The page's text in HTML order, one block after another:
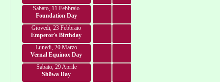
Sabato, 11 Febbraio
Foundation Day
Giovedi, 23 Febbraio
Emperor's Birthday
Lunedi, 20 Marzo
Vernal Equinox Day
Sabato, 29 Aprile
Shōwa Day